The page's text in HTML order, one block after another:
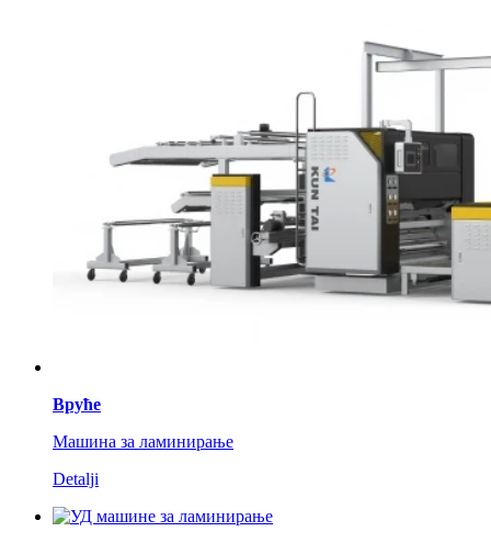
Вруће
Машина за ламинирање
Detalji